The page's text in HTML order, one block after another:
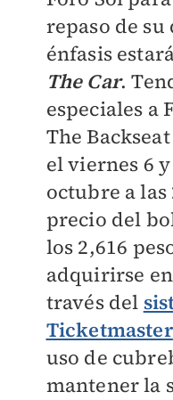
repaso de
énfasis
The Car.
especiales a
The
el viernes 6
octubre a las
precio del
los 2,616
adquirirse
través del
Ticketmaster
uso de
mantener la